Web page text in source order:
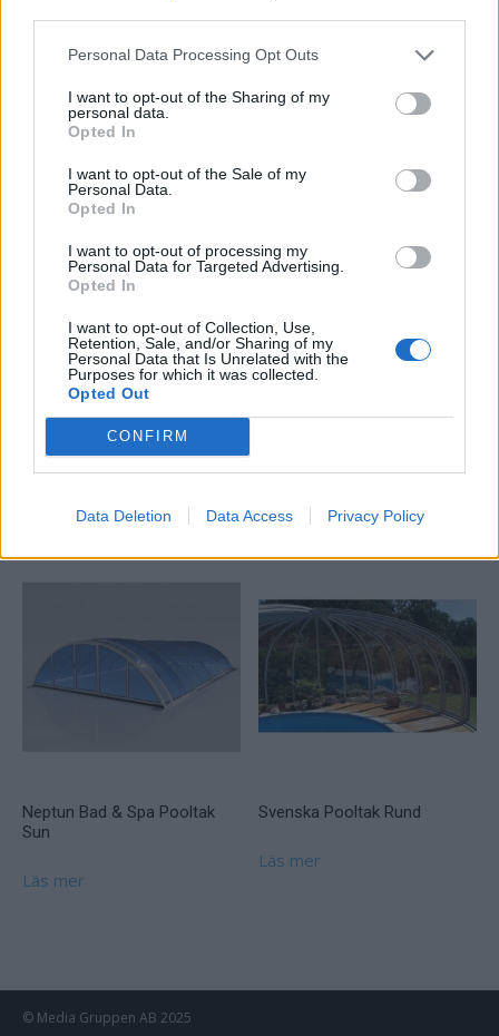
Personal Data Processing Opt Outs
I want to opt-out of the Sharing of my
personal data.
Opted In
I want to opt-out of the Sale of my
Personal Data.
Opted In
I want to opt-out of processing my
Personal Data for Targeted Advertising.
Opted In
I want to opt-out of Collection, Use,
Retention, Sale, and/or Sharing of my
Personal Data that Is Unrelated with the
Purposes for which it was collected.
Opted Out
CONFIRM
Data Deletion Data Access Privacy Policy
Kategori:
Relaterade produkter
Svenska Pooltak Vario
Neptun Bad & Spa Pooltak
Sun
Läs mer
Svenska Pooltak Rund
Läs mer
© Media Gruppen AB 2025